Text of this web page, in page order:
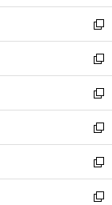
ウ
で
開
く
ン
ド
ウ
で
開
く
新
し
い
ウ
ィ
ン
ド
ウ
で
開
く
新
し
い
ウ
ィ
ン
ド
ウ
で
新
し
い
ウ
ィ
ン
ド
新
し
い
ウ
ィ
新
し
い
新